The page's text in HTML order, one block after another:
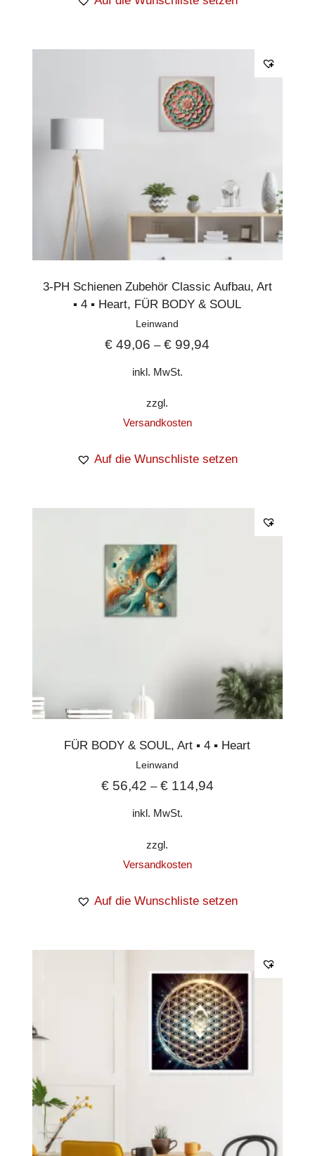
3-PH Schienen Zubehör Classic Aufbau, Art
▪︎ 4 ▪︎ Heart, FÜR BODY & SOUL
Leinwand
€ 49,06 –€ 99,94
inkl. MwSt.
zzgl.
Versandkosten
Auf die Wunschliste setzen
FÜR BODY & SOUL,Art ▪︎ 4 ▪︎ Heart
Leinwand
€56,42 – €114,94
inkl. MwSt.
zzgl.
Versandkosten
Auf die Wunschliste setzen